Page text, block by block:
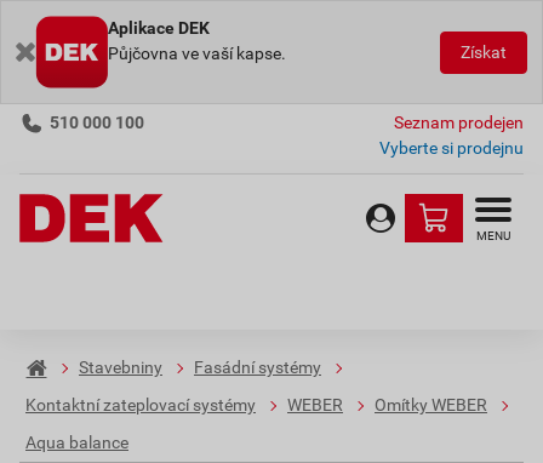
Aplikace DEK
Půjčovna ve vaší kapse.
Získat
510 000 100
Seznam prodejen
Vyberte si prodejnu
MENU
Stavebniny
Fasádní systémy
Kontaktní zateplovací systémy
WEBER
Omítky WEBER
Aqua balance